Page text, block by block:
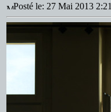
Posté le: 27 Mai 2013 2:21